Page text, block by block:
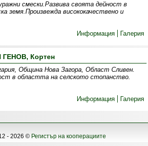
смески.Развива своята дейност в
земя.Произвежда висококачествено и
Информация
Галерия
Кортен
Община Нова Загора, Област Сливен.
в областта на селското стопанство.
Информация
Галерия
- 2026 © Регистър на кооперациите